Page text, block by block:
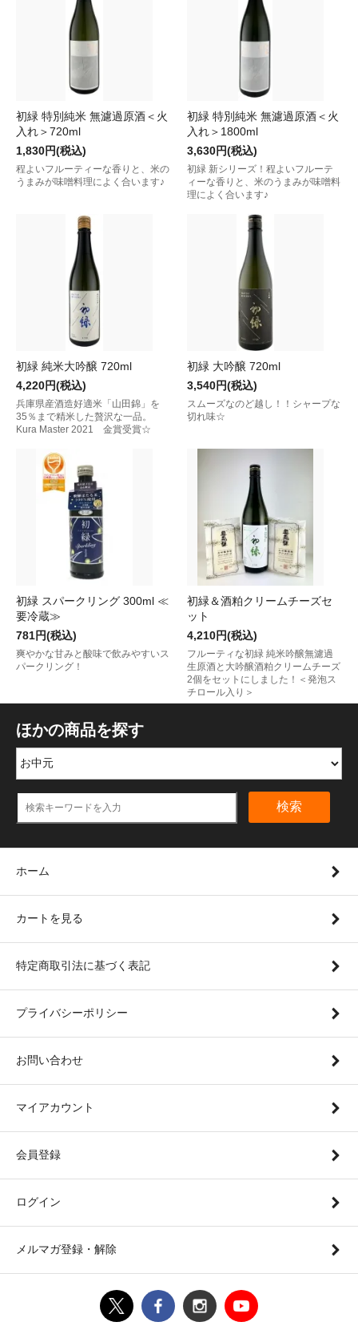
初緑 特別純米 無濾過原酒＜火
入れ＞720ml
1,830円(税込)
程よいフルーティーな香りと、米の
うまみが味噌料理によく合います♪
初緑 特別純米 無濾過原酒＜火
入れ＞1800ml
3,630円(税込)
初緑 新シリーズ！程よいフルーテ
ィーな香りと、米のうまみが味噌料
理によく合います♪
初緑 純米大吟醸 720ml
4,220円(税込)
兵庫県産酒造好適米「山田錦」を
35％まで精米した贅沢な一品。
Kura Master 2021 金賞受賞☆
初緑 大吟醸 720ml
3,540円(税込)
スムーズなのど越し！！シャープな
切れ味☆
初緑 スパークリング 300ml ≪
要冷蔵≫
781円(税込)
爽やかな甘みと酸味で飲みやすいス
パークリング！
初緑＆酒粕クリームチーズセ
ット
4,210円(税込)
フルーティな初緑 純米吟醸無濾過
生原酒と大吟醸酒粕クリームチーズ
2個をセットにしました！＜発泡ス
チロール入り＞
ほかの商品を探す
検索
ホーム
カートを見る
特定商取引法に基づく表記
プライバシーポリシー
お問い合わせ
マイアカウント
会員登録
ログイン
メルマガ登録・解除